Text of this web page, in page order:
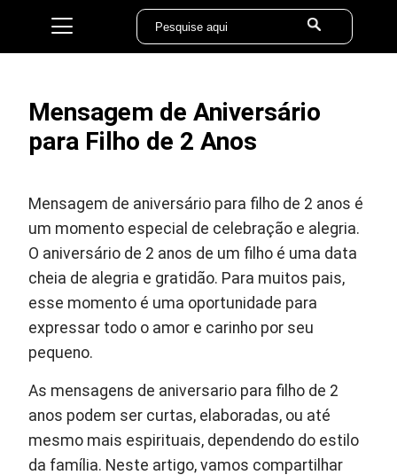
Mensagem de Aniversário
para Filho de 2 Anos
Mensagem de aniversário para filho de 2 anos é
um momento especial de celebração e alegria.
O aniversário de 2 anos de um filho é uma data
cheia de alegria e gratidão. Para muitos pais,
esse momento é uma oportunidade para
expressar todo o amor e carinho por seu
pequeno.
As mensagens de aniversario para filho de 2
anos podem ser curtas, elaboradas, ou até
mesmo mais espirituais, dependendo do estilo
da família. Neste artigo, vamos compartilhar